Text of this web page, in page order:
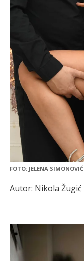
FOTO: JELENA SIMONOVIĆ
Autor: Nikola Žugić